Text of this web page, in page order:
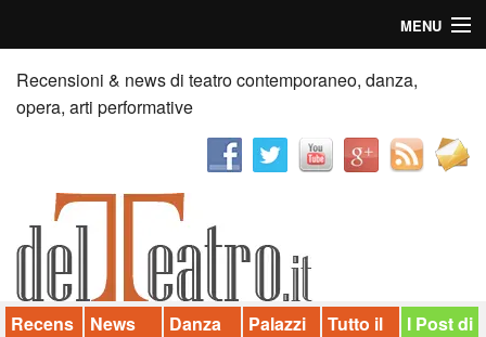
MENU
Home
Recensioni
News
Palazzi consiglia
Video
Recensioni & news di teatro contemporaneo, danza,
opera, arti performative
Recens
News Danza
Palazzi
Tutto il
I Post di